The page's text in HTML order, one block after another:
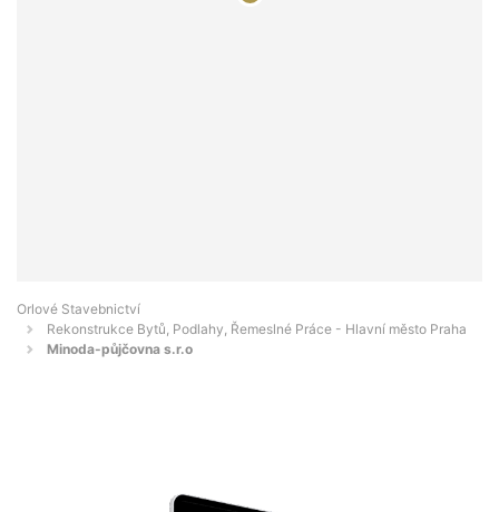
Orlové Stavebnictví
Rekonstrukce Bytů, Podlahy, Řemeslné Práce - Hlavní město Praha
Minoda-půjčovna s.r.o